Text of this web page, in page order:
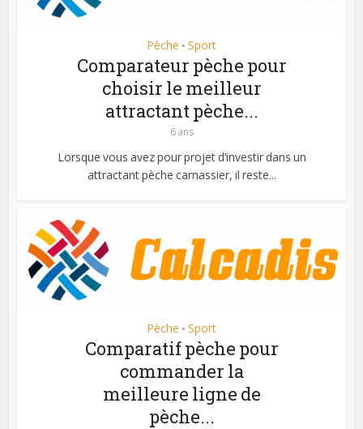
Pèche • Sport
Comparateur pèche pour
choisir le meilleur
attractant pèche...
6 ans
Lorsque vous avez pour projet d’investir dans un
attractant pèche carnassier, il reste...
Pèche • Sport
Comparatif pèche pour
commander la
meilleure ligne de
pèche...